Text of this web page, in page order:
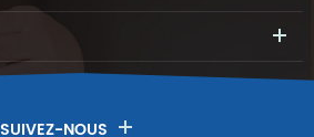
SUIVEZ-NOUS